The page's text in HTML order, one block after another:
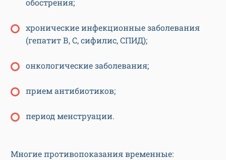
обострения;
хронические инфекционные заболевания
(гепатит В, С, сифилис, СПИД);
онкологические заболевания;
прием антибиотиков;
период менструации.
Многие противопоказания временные: